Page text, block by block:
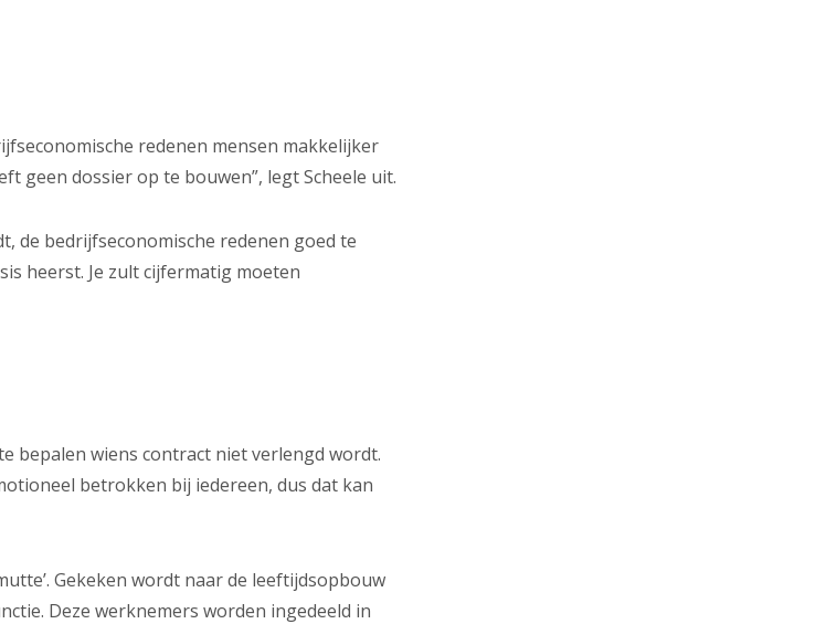
redenen mensen makkelijker
geen dossier op te bouwen”, legt Scheele uit.
de bedrijfseconomische redenen goed te
heerst. Je zult cijfermatig moeten
bepalen wiens contract niet verlengd wordt.
betrokken bij iedereen, dus dat kan
Gekeken wordt naar de leeftijdsopbouw
Deze werknemers worden ingedeeld in